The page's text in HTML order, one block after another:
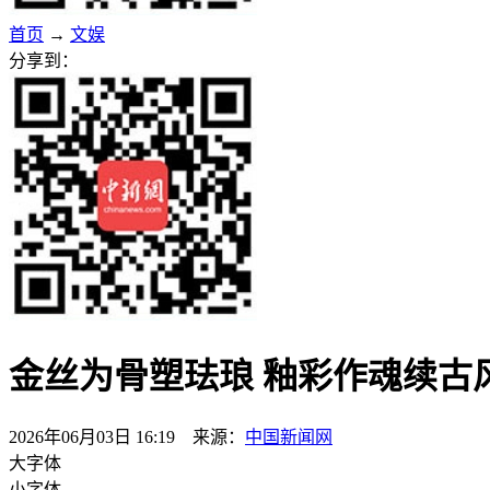
首页 → 文娱
分享到：
金丝为骨塑珐琅 釉彩作魂续古
2026年06月03日 16:19 来源： 中国新闻网
大字体